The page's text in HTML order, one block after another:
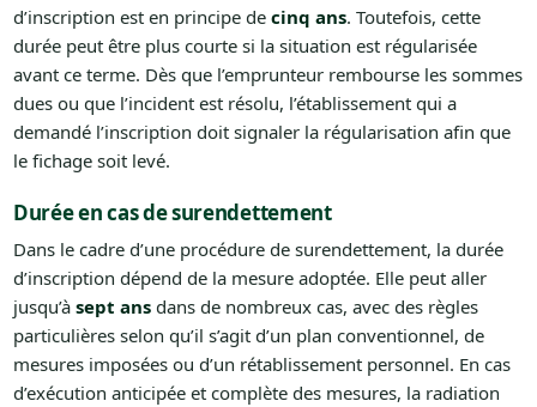
d’inscription est en principe de cinq ans. Toutefois, cette
durée peut être plus courte si la situation est régularisée
avant ce terme. Dès que l’emprunteur rembourse les sommes
dues ou que l’incident est résolu, l’établissement qui a
demandé l’inscription doit signaler la régularisation afin que
le fichage soit levé.
Durée en cas de surendettement
Dans le cadre d’une procédure de surendettement, la durée
d’inscription dépend de la mesure adoptée. Elle peut aller
jusqu’à sept ansdans de nombreux cas, avec des règles
particulières selon qu’il s’agit d’un plan conventionnel, de
mesures imposées ou d’un rétablissement personnel. En cas
d’exécution anticipée et complète des mesures, la radiation